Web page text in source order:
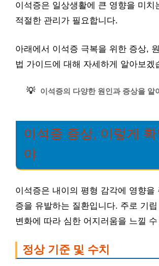
이석증은 일상생활에 큰 영향을 미치
적절한 관리가 필요합니다.
아래에서 이석증 극복을 위한 증상,
법 가이드에 대해 자세하게 알아보겠
💡 이석증의 다양한 원인과 증상을 알
이석증 증상, 이렇게
야
이석증은 내이의 평형 감각에 영향을
증을 유발하는 질환입니다. 주로 기
변화에 따라 심한 어지러움을 느낄
정상 기준 및 수치